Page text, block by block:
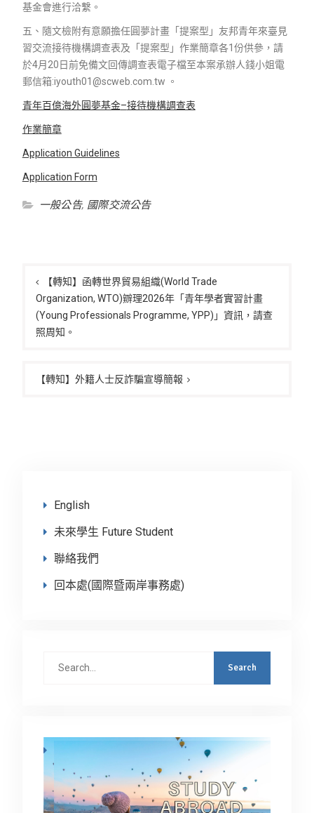
基金會進行洽繫。
五、隨文檢附有意願擔任圓夢計畫「提案型」友邦青年來臺見
習交流接待機構調查表及「提案型」作業簡章各1 份供參，請
於4月 20 日前免備文回傳調查表電子檔至本案承辦人錢小姐電
郵信箱:iyouth01@scweb.com.tw 。
青年百億海外圓夢基金–接待機構調查表
作業簡章
Application Guidelines
Application Form
一般公告, 國際交流公告
章
導
覽
【轉知】函轉世界貿易組織(World Trade
Organization, WTO)辧理2026年「青年學者實習計畫
(Young Professionals Programme, YPP)」資訊，請查
照周知。
【轉知】外籍人士反詐騙宣導簡報
English
未來學生 Future Student
聯絡我們
回本處(國際暨兩岸事務處)